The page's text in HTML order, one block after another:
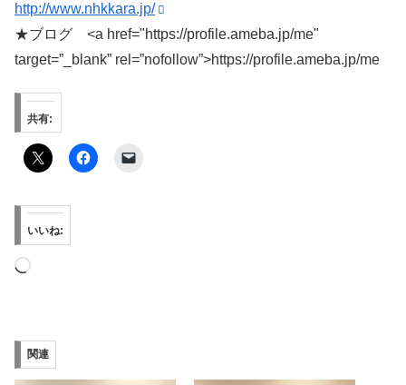
http://www.nhkkara.jp/
★ブログ <a href="https://profile.ameba.jp/me"
target=”_blank” rel=”nofollow”>https://profile.ameba.jp/me
共有:
いいね:
読
み
中…
関連